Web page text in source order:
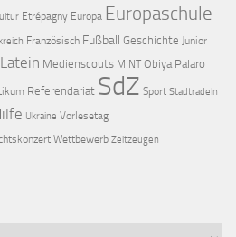
Etrépagny Europa Europaschule
Französisch Fußball Geschichte Junior
Latein Medienscouts MINT Obiya Palaro
Referendariat SdZ Sport Stadtradeln
Ukraine Vorlesetag
Wettbewerb Zeitzeugen